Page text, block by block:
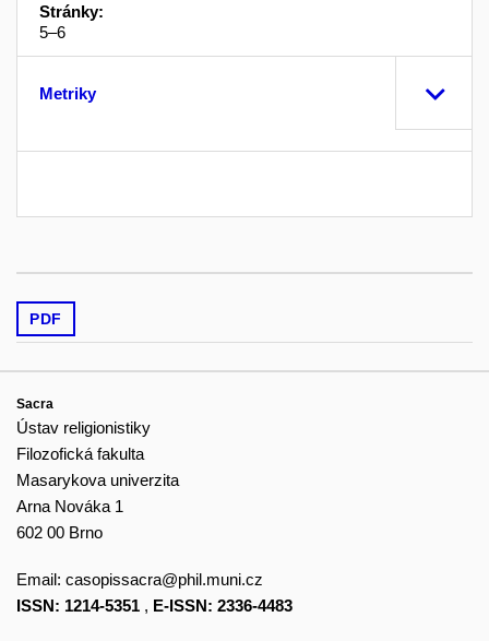
Stránky:
5–6
Metriky
PDF
Sacra
Ústav religionistiky
Filozofická fakulta
Masarykova univerzita
Arna Nováka 1
602 00 Brno
Email: casopissacra@phil.muni.cz
ISSN: 1214-5351 , E-ISSN: 2336-4483